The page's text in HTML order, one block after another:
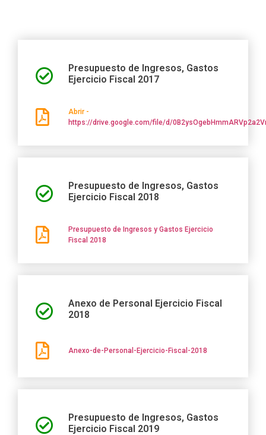
Presupuesto de Ingresos, Gastos
Ejercicio Fiscal 2017
Abrir -
https://drive.google.com/file/d/
Presupuesto de Ingresos, Gastos
Ejercicio Fiscal 2018
Presupuesto de Ingresos y Gastos Ejercicio
Fiscal 2018
Anexo de Personal Ejercicio Fiscal
2018
Anexo-de-Personal-Ejercicio-Fiscal-2018
Presupuesto de Ingresos, Gastos
Ejercicio Fiscal 2019